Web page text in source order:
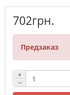
702грн.
Предзаказ
+
−